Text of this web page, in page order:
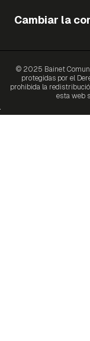
Cambiar la
© 2025 Bainet
protegidas por el
prohibida la
esta web